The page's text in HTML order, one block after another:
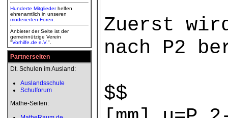
Hunderte Mitgliederhelfen
ehrenamtlich in unseren
moderierten Foren
Anbieter der Seite ist der
gemeinnützige Verein
"Vorhilfe.de e.V.".
Partnerseiten
Dt. Schulen im Ausland:
Auslandsschule
Schulforum
Mathe-Seiten:
Zuerst
nach P2
$$